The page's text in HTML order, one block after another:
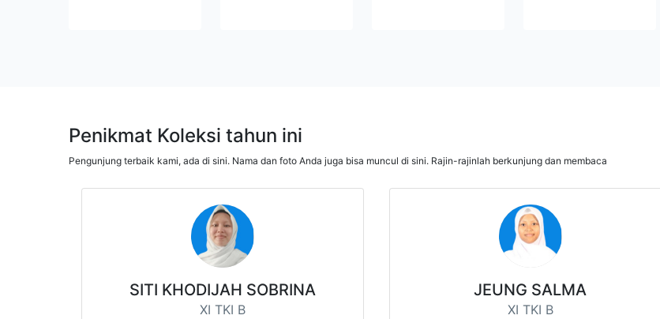
Penikmat Koleksi tahun ini
Pengunjung terbaik kami, ada di sini. Nama dan foto Anda juga bisa muncul di sini. Rajin-rajinlah berkunjung dan membaca
SITI KHODIJAH SOBRINA
XI TKI B
JEUNG SALMA
XI TKI B